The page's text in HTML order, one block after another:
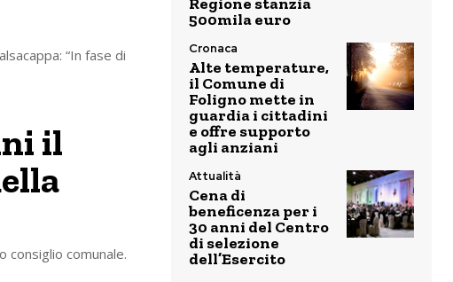
“In fase di
il
consiglio comunale.
500mila euro
Cronaca
Alte temperature,
il Comune di
Foligno mette in
guardia i cittadini
e offre supporto
agli anziani
Attualità
Cena di
beneficenza per i
30 anni del Centro
di selezione
dell’Esercito